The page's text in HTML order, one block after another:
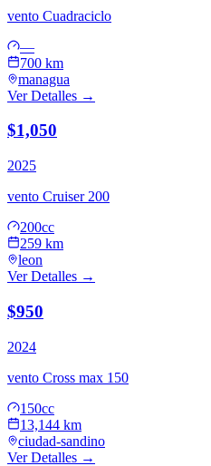
vento Cuadraciclo
—
700 km
managua
Ver Detalles →
$1,050
2025
vento Cruiser 200
200cc
259 km
leon
Ver Detalles →
$950
2024
vento Cross max 150
150cc
13,144 km
ciudad-sandino
Ver Detalles →